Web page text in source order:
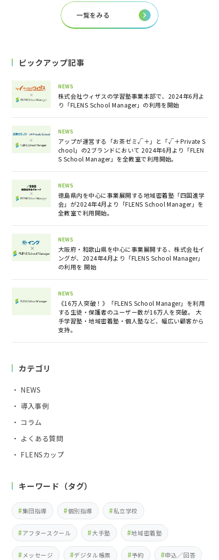
一覧をみる
ピックアップ記事
NEWS
株式会社ウィザスの学習塾事業本部で、2024年6月よ
り「FLENS School Manager」の利用を開始
NEWS
アップが運営する「お茶ゼミ√＋」と「√＋Private S
chool」の2ブランドにおいて 2024年6月より「FLEN
S School Manager」を全教室で利用開始。
NEWS
徳島県内を中心に事業展開する地域密着塾「四国進学
会」が2024年4月より「FLENS School Manager」を
全教室で利用開始。
NEWS
大阪府・和歌山県を中心に事業展開する、株式会社イ
ングが、2024年4月より「FLENS School Manager」
の利用を 開始
NEWS
《16万人突破！》「FLENS School Manager」を利用
する生徒・保護者のユーザー数が16万人を突破。 大
手学習塾・地域密着塾・個人塾など、幅広い顧客から
支持。
カテゴリ
・ NEWS
・ 導入事例
・ コラム
・ よくある質問
・ FLENSカップ
キーワード（タグ）
集団指導 個別指導 私立学校
アフタースクール 大手塾 地域密着塾
メッセージ デジタル帳票 予約 申込／回答